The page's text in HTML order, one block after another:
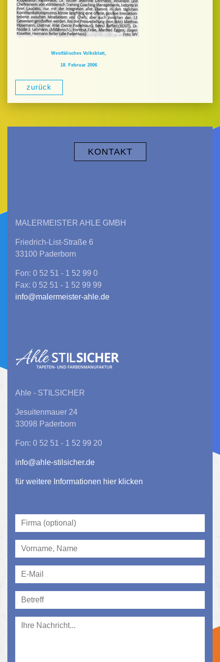
Westfälisches Volksblatt,
18. Februar 2006
zurück
KONTAKT
MALERMEISTER AHLE GMBH
Friedrich-List-Straße 6
33100 Paderborn
Fon: 0 52 51 - 1 52 99 0
Fax: 0 52 51 - 1 52 99 99
info@malermeister-ahle.de
Ahle - STILSICHER
Jesuitenmauer 24
33098 Paderborn
Fon: 0 52 51 - 1 52 99 20
info@ahle-stilsicher.de
für weitere Informationen hier klicken